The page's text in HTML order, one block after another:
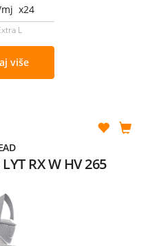
mj x24
L
više
RX W HV 265